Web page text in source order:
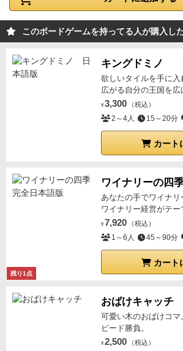
一番上に重ねるカードを何にす
なった犬小屋は捨札置場へ。
り、意外と高めの役が揃わなか
るので、そこそこの時間楽しめ
このボードゲームを持ってる人が購入し
キングドミノ
欲しいタイルを手に
広がる自分の王国を広
¥ 3,300 （税込）
2～4人 15～20分
カート
残り1点
ワイナリーの四
あなたの手でワイナリ
ワイナリー経営がテー
¥ 7,920 （税込）
1～6人 45～90分
カート
おばけキャッチ
可愛い木のおばけコ
ピード勝負。
¥ 2,500 （税込）